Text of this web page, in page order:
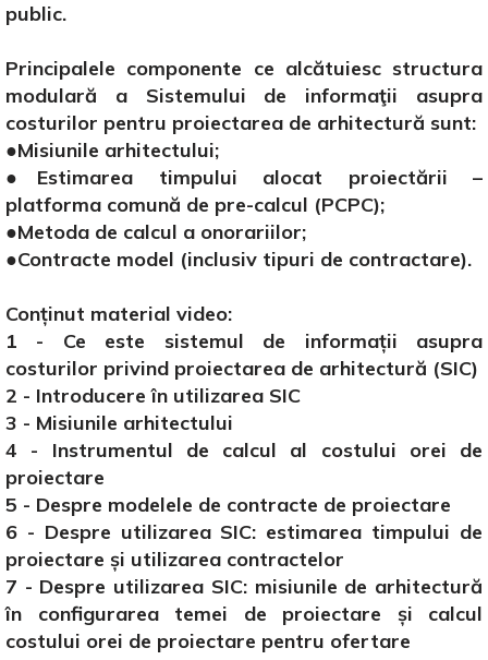
public.
Principalele componente ce alcătuiesc structura
modulară a Sistemului de informaţii asupra
costurilor pentru proiectarea de arhitectură sunt:
●Misiunile arhitectului;
●Estimarea timpului alocat proiectării –
platforma comună de pre-calcul (PCPC);
●Metoda de calcul a onorariilor;
●Contracte model (inclusiv tipuri de contractare).
Conținut material video:
1 - Ce este sistemul de informații asupra
costurilor privind proiectarea de arhitectură (SIC)
2 - Introducere în utilizarea SIC
3 - Misiunile arhitectului
4 - Instrumentul de calcul al costului orei de
proiectare
5 - Despre modelele de contracte de proiectare
6 - Despre utilizarea SIC: estimarea timpului de
proiectare și utilizarea contractelor
7 - Despre utilizarea SIC: misiunile de arhitectură
în configurarea temei de proiectare și calcul
costului orei de proiectare pentru ofertare